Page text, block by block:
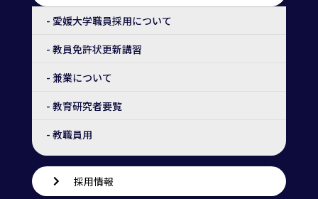
- 愛媛大学職員採用について
- 教員免許状更新講習
- 兼業について
- 教育研究者要覧
- 教職員用
採用情報